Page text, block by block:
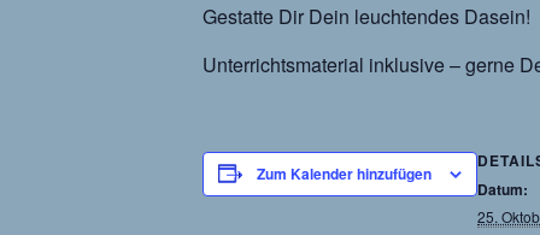
Gestatte Dir Dein leuchtendes Dasein!
Unterrichtsmaterial inklusive – gerne
Zum Kalender hinzufügen
Datum:
25.